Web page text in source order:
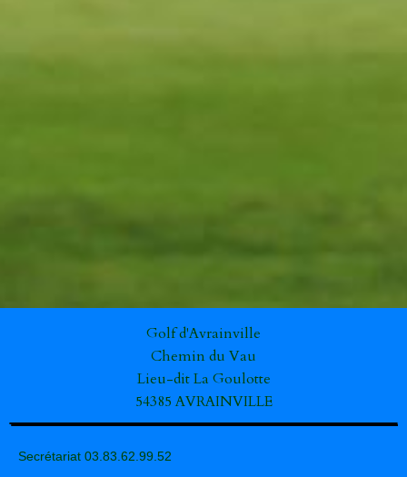
Golf d'Avrainville
Chemin du Vau
Lieu-dit La Goulotte
54385 AVRAINVILLE
Secrétariat 03.83.62.99.52